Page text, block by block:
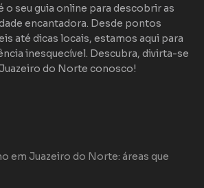
o seu guia online para descobrir as
encantadora. Desde pontos
até dicas locais, estamos aqui para
inesquecível. Descubra, divirta-se
do Norte conosco!
em Juazeiro do Norte: áreas que